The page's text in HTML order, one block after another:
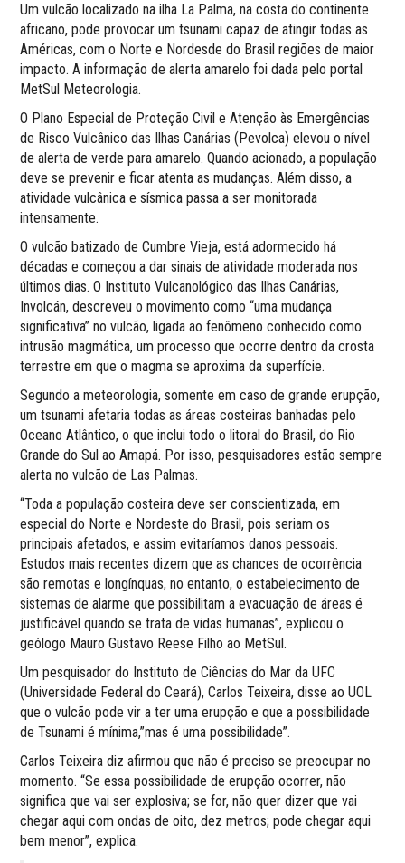
Um vulcão localizado na ilha La Palma, na costa do continente
africano, pode provocar um tsunami capaz de atingir todas as
Américas, com o Norte e Nordesde do Brasil regiões de maior
impacto. A informação de alerta amarelo foi dada pelo portal
MetSul Meteorologia.
O Plano Especial de Proteção Civil e Atenção às Emergências
de Risco Vulcânico das Ilhas Canárias (Pevolca) elevou o nível
de alerta de verde para amarelo. Quando acionado, a população
deve se prevenir e ficar atenta as mudanças. Além disso, a
atividade vulcânica e sísmica passa a ser monitorada
intensamente.
O vulcão batizado de Cumbre Vieja, está adormecido há
décadas e começou a dar sinais de atividade moderada nos
últimos dias. O Instituto Vulcanológico das Ilhas Canárias,
Involcán, descreveu o movimento como “uma mudança
significativa” no vulcão, ligada ao fenômeno conhecido como
intrusão magmática, um processo que ocorre dentro da crosta
terrestre em que o magma se aproxima da superfície.
Segundo a meteorologia, somente em caso de grande erupção,
um tsunami afetaria todas as áreas costeiras banhadas pelo
Oceano Atlântico, o que inclui todo o litoral do Brasil, do Rio
Grande do Sul ao Amapá. Por isso, pesquisadores estão sempre
alerta no vulcão de Las Palmas.
“Toda a população costeira deve ser conscientizada, em
especial do Norte e Nordeste do Brasil, pois seriam os
principais afetados, e assim evitaríamos danos pessoais.
Estudos mais recentes dizem que as chances de ocorrência
são remotas e longínquas, no entanto, o estabelecimento de
sistemas de alarme que possibilitam a evacuação de áreas é
justificável quando se trata de vidas humanas”, explicou o
geólogo Mauro Gustavo Reese Filho ao MetSul.
Um pesquisador do Instituto de Ciências do Mar da UFC
(Universidade Federal do Ceará), Carlos Teixeira, disse ao UOL
que o vulcão pode vir a ter uma erupção e que a possibilidade
de Tsunami é mínima,”mas é uma possibilidade”.
Carlos Teixeira diz afirmou que não é preciso se preocupar no
momento. “Se essa possibilidade de erupção ocorrer, não
significa que vai ser explosiva; se for, não quer dizer que vai
chegar aqui com ondas de oito, dez metros; pode chegar aqui
bem menor”, explica.